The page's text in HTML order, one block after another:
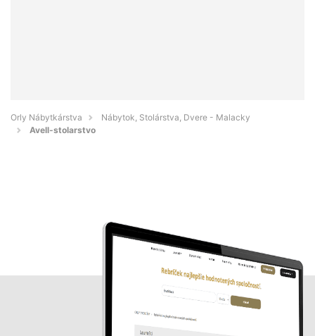
Orly Nábytkárstva
Nábytok, Stolárstva, Dvere - Malacky
Avell-stolarstvo